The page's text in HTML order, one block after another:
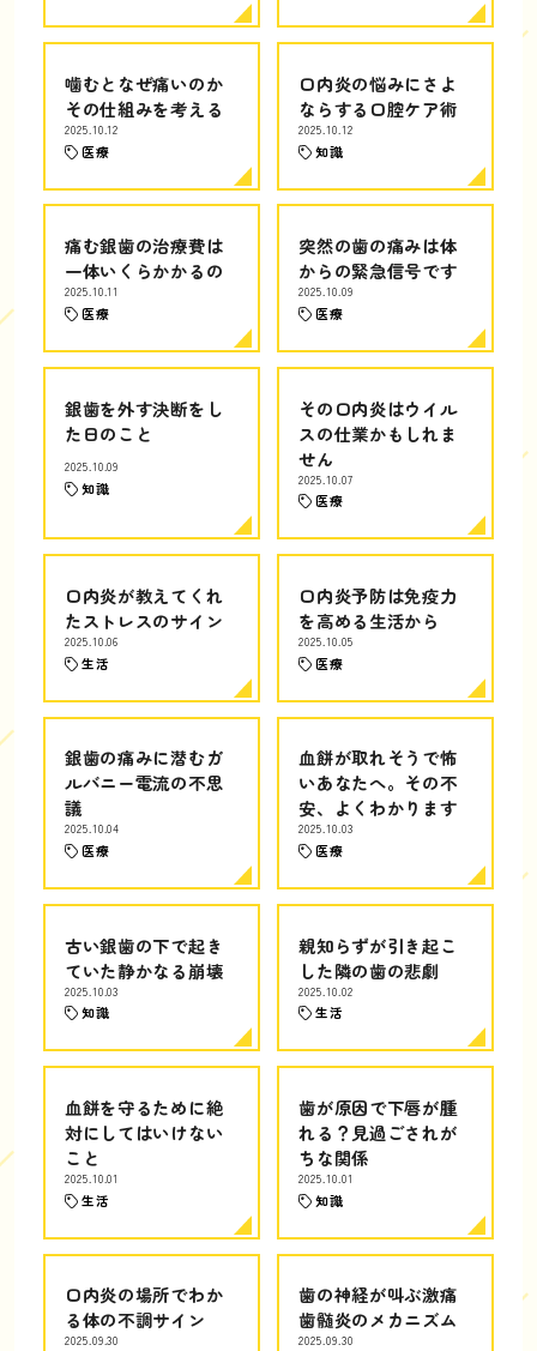
噛むとなぜ痛いのか
その仕組みを考える
2025.10.12
医療
口内炎の悩みにさよ
ならする口腔ケア術
2025.10.12
知識
痛む銀歯の治療費は
一体いくらかかるの
2025.10.11
医療
突然の歯の痛みは体
からの緊急信号です
2025.10.09
医療
銀歯を外す決断をし
た日のこと
2025.10.09
知識
その口内炎はウイル
スの仕業かもしれま
せん
2025.10.07
医療
口内炎が教えてくれ
たストレスのサイン
2025.10.06
生活
口内炎予防は免疫力
を高める生活から
2025.10.05
医療
銀歯の痛みに潜むガ
ルバニー電流の不思
議
2025.10.04
医療
血餅が取れそうで怖
いあなたへ。その不
安、よくわかります
2025.10.03
医療
古い銀歯の下で起き
ていた静かなる崩壊
2025.10.03
知識
親知らずが引き起こ
した隣の歯の悲劇
2025.10.02
生活
血餅を守るために絶
対にしてはいけない
こと
2025.10.01
生活
歯が原因で下唇が腫
れる？見過ごされが
ちな関係
2025.10.01
知識
口内炎の場所でわか
る体の不調サイン
2025.09.30
歯の神経が叫ぶ激痛
歯髄炎のメカニズム
2025.09.30